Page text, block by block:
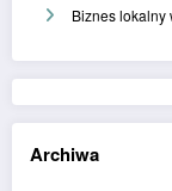
Biznes lokalny
Archiwa